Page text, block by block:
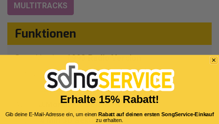
MULTITRACKS
Funktionen
Song-Version:1993 Radio Version
Ursprünglicher Sänger:Pet Shop Boys
Englischer Pop
J.Morali - H.Belolo - V.E.Willis
4 Min 30 Sekunden
Erhalte 15% Rabatt!
Gib deine E-Mail-Adresse ein, um einenRabatt auf deinen ersten SongService-Einkauf
zu erhalten.